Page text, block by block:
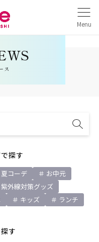
Menu
ス
探す
夏コーデ
お中元
紫外線対策グッズ
キッズ ランチ
す